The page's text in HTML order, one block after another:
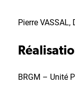
Pierre
BRGM – Unité